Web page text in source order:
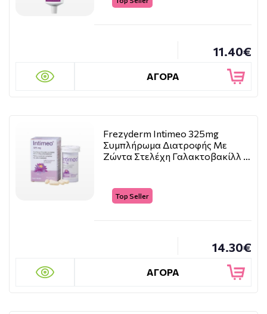
11.40€
ΑΓΟΡΑ
Frezyderm Intimeo 325mg
Συμπλήρωμα Διατροφής Με
Ζώντα Στελέχη Γαλακτοβακίλλ …
Top Seller
14.30€
ΑΓΟΡΑ